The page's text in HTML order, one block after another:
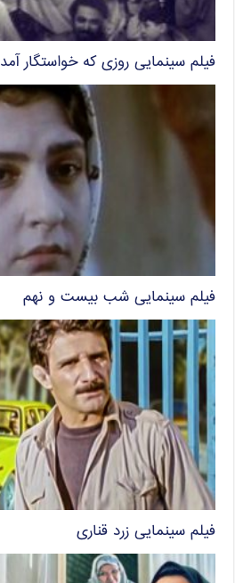
فیلم سینمایی روزی که خواستگار آمد
فیلم سینمایی شب بیست و نهم
فیلم سینمایی زرد قناری